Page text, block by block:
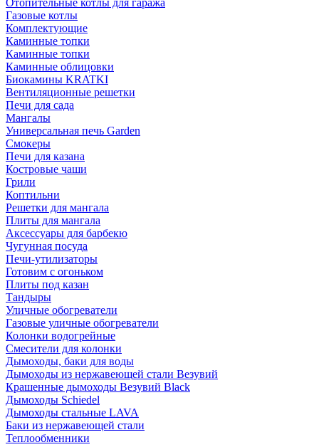
Отопительные котлы для гаража
Газовые котлы
Комплектующие
Каминные топки
Каминные топки
Каминные облицовки
Биокамины KRATKI
Вентиляционные решетки
Печи для сада
Мангалы
Универсальная печь Garden
Смокеры
Печи для казана
Костровые чаши
Грили
Коптильни
Решетки для мангала
Плиты для мангала
Аксессуары для барбекю
Чугунная посуда
Печи-утилизаторы
Готовим с огоньком
Плиты под казан
Тандыры
Уличные обогреватели
Газовые уличные обогреватели
Колонки водогрейные
Смесители для колонки
Дымоходы, баки для воды
Дымоходы из нержавеющей стали Везувий
Крашенные дымоходы Везувий Black
Дымоходы Schiedel
Дымоходы стальные LAVA
Баки из нержавеющей стали
Теплообменники